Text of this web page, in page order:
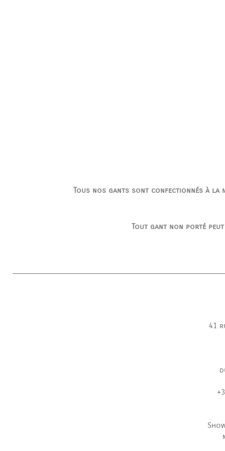
Tous nos gants sont confectionnés à
Tout gant non porté
41